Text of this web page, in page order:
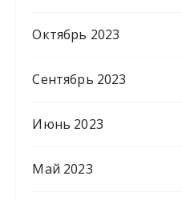
Октябрь 2023
Сентябрь 2023
Июнь 2023
Май 2023